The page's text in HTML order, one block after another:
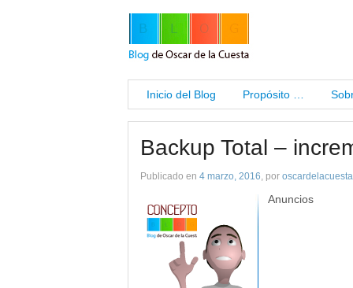
Inicio del Blog Propósito …
Backup Total –
Publicado en 4 marzo, 2016, por oscardelacuesta
Anuncios